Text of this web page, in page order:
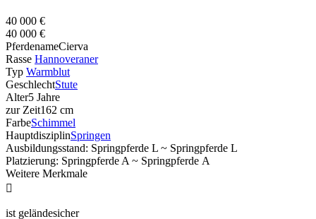
40 000 €
40 000 €
PferdenameCierva
Rasse Hannoveraner
Typ Warmblut
GeschlechtStute
Alter5 Jahre
zur Zeit162 cm
FarbeSchimmel
HauptdisziplinSpringen
Ausbildungsstand: Springpferde L ~ Springpferde L
Platzierung: Springpferde A ~ Springpferde A
Weitere Merkmale

ist geländesicher